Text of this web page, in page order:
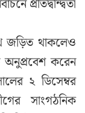
প্রতিদ্বন্দ্বিতা
জড়িত থাকলেও
অনুপ্রবেশ করেন
২ ডিসেম্বর
সাংগঠনিক